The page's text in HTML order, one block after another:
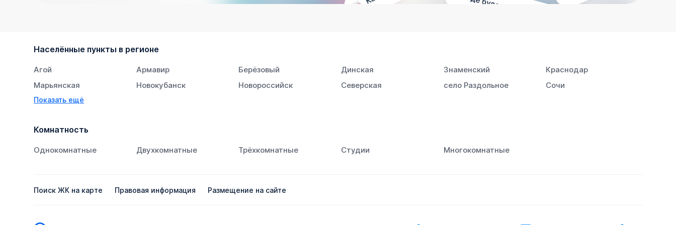
Населённые пункты в регионе
Агой Армавир Берёзовый Динская Знаменский
Краснодар
Марьянская
Новокубанск Новороссийск Северская село Раздольное
Сочи
Супсех
Показать ещё
Комнатность
Однокомнатные Двухкомнатные Трёхкомнатные Студии Многокомнатные
Поиск ЖК на карте Правовая информация Размещение на сайте